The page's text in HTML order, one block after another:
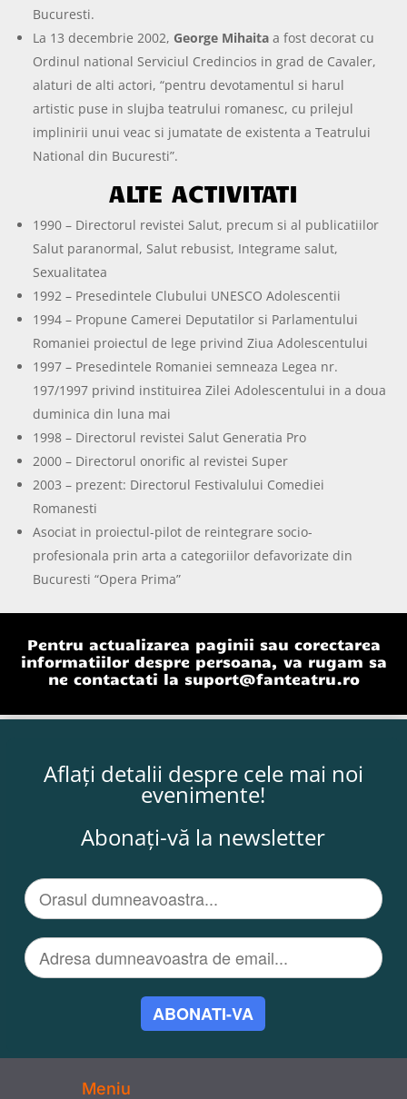
Bucuresti.
La 13 decembrie 2002, George Mihaita a fost decorat cu
Ordinul national Serviciul Credincios in grad de Cavaler,
alaturi de alti actori, “pentru devotamentul si harul
artistic puse in slujba teatrului romanesc, cu prilejul
implinirii unui veac si jumatate de existenta a Teatrului
National din Bucuresti”.
ALTE ACTIVITATI
1990 – Directorul revistei Salut, precum si al publicatiilor
Salut paranormal, Salut rebusist, Integrame salut,
Sexualitatea
1992 – Presedintele Clubului UNESCO Adolescentii
1994 – Propune Camerei Deputatilor si Parlamentului
Romaniei proiectul de lege privind Ziua Adolescentului
1997 – Presedintele Romaniei semneaza Legea nr.
197/1997 privind instituirea Zilei Adolescentului in a doua
duminica din luna mai
1998 – Directorul revistei Salut Generatia Pro
2000 – Directorul onorific al revistei Super
2003 – prezent: Directorul Festivalului Comediei
Romanesti
Asociat in proiectul-pilot de reintegrare socio-
profesionala prin arta a categoriilor defavorizate din
Bucuresti “Opera Prima”
Pentru actualizarea paginii sau corectarea
informatiilor despre persoana, va rugam sa
ne contactati la suport@fanteatru.ro
Aflați detalii despre cele mai noi
evenimente!
Abonați-vă la newsletter
ABONATI-VA
Meniu